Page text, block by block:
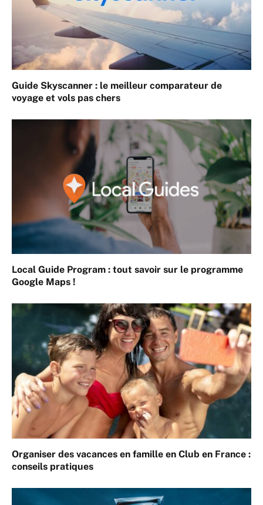
Guide Skyscanner : le meilleur comparateur de
voyage et vols pas chers
Local Guide Program : tout savoir sur le programme
Google Maps !
Organiser des vacances en famille en Club en France :
conseils pratiques